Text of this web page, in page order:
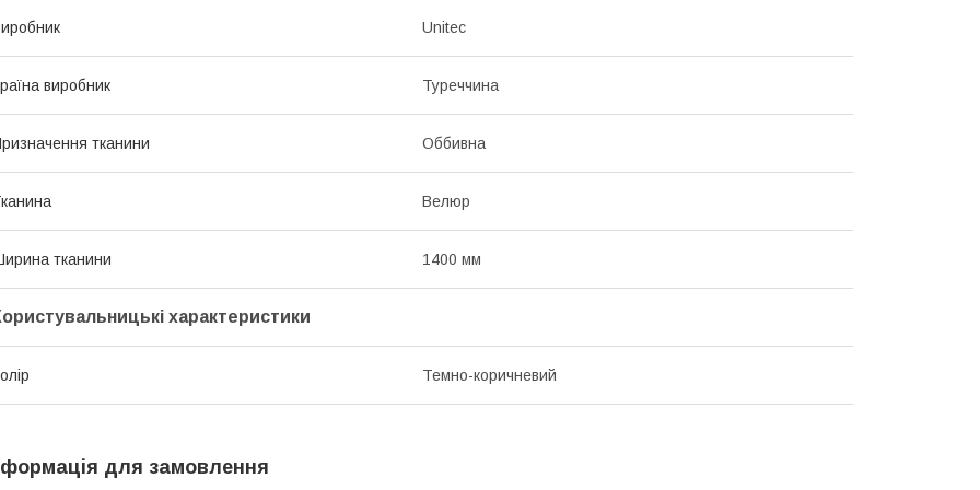
Unitec
виробник Туреччина
тканини Оббивна
Велюр
тканини 1400 мм
характеристики
Темно-коричневий
для замовлення